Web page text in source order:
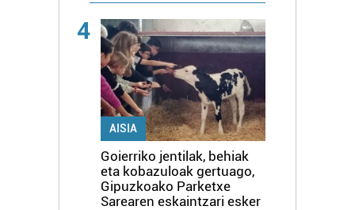
4
AISIA
Goierriko jentilak, behiak
eta kobazuloak gertuago,
Gipuzkoako Parketxe
Sarearen eskaintzari esker